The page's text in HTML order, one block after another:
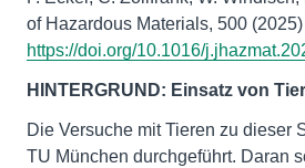
of Hazardous Materials, 500
https://doi.org/10.1016/
HINTERGRUND: Einsatz von
Die Versuche mit Tieren zu dieser
TU München durchgeführt. Daran